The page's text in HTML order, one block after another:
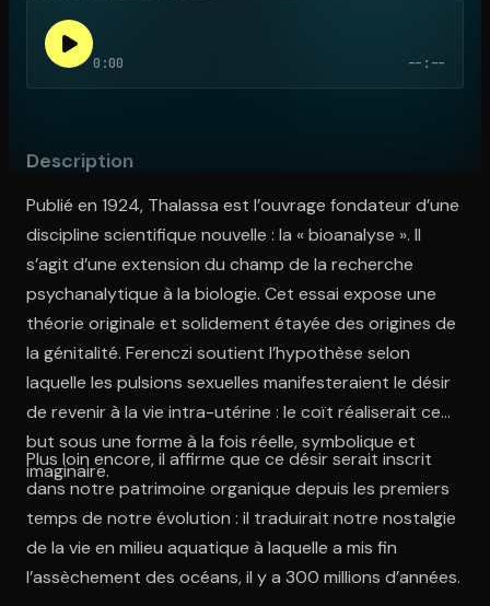
0:00 --:--
Description
Publié en 1924, Thalassa est l’ouvrage fondateur d’une
discipline scientifique nouvelle : la « bioanalyse ». Il
s’agit d’une extension du champ de la recherche
psychanalytique à la biologie. Cet essai expose une
théorie originale et solidement étayée des origines de
la génitalité. Ferenczi soutient l’hypothèse selon
laquelle les pulsions sexuelles manifesteraient le désir
de revenir à la vie intra-utérine : le coït réaliserait ce
but sous une forme à la fois réelle, symbolique et
imaginaire.
Plus loin encore, il affirme que ce désir serait inscrit
dans notre patrimoine organique depuis les premiers
temps de notre évolution : il traduirait notre nostalgie
de la vie en milieu aquatique à laquelle a mis fin
l’assèchement des océans, il y a 300 millions d’années.